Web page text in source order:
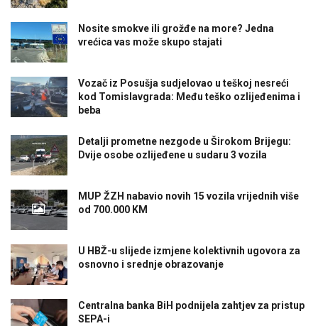
Nosite smokve ili grožđe na more? Jedna
vrećica vas može skupo stajati
Vozač iz Posušja sudjelovao u teškoj nesreći
kod Tomislavgrada: Među teško ozlijeđenima i
beba
Detalji prometne nezgode u Širokom Brijegu:
Dvije osobe ozlijeđene u sudaru 3 vozila
MUP ŽZH nabavio novih 15 vozila vrijednih više
od 700.000 KM
U HBŽ-u slijede izmjene kolektivnih ugovora za
osnovno i srednje obrazovanje
Centralna banka BiH podnijela zahtjev za pristup
SEPA-i